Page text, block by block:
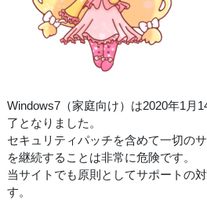
Windows7（家庭向け）は2020年1月
了となりました。
セキュリティパッチを含めて一切の
を継続することは非常に危険です。
当サイトでも原則としてサポートの
す。